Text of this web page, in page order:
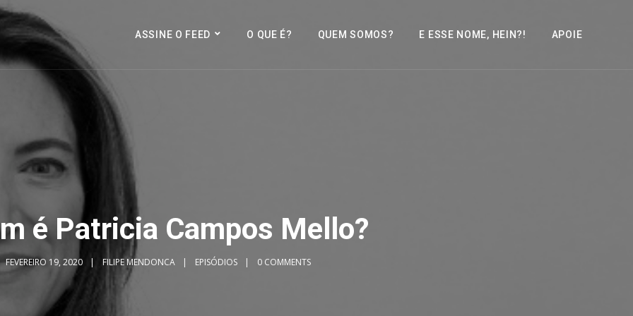
ASSINE O FEED O QUE É? QUEM SOMOS? E ESSE NOME, HEIN?! APOIE
é Patricia Campos Mello?
FEVEREIRO 19, 2020 FILIPE MENDONCA EPISÓDIOS 0 COMMENTS